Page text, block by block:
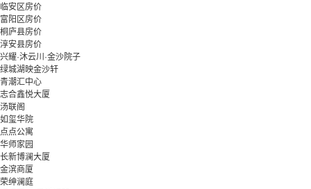
临安区房价
富阳区房价
桐庐县房价
淳安县房价
兴耀·沐云川·金沙院子
绿城湖映金沙轩
青潮汇中心
志合鑫悦大厦
汤联阁
如玺华院
点点公寓
华师家园
长新博澜大厦
金滨商厦
荣绅澜庭